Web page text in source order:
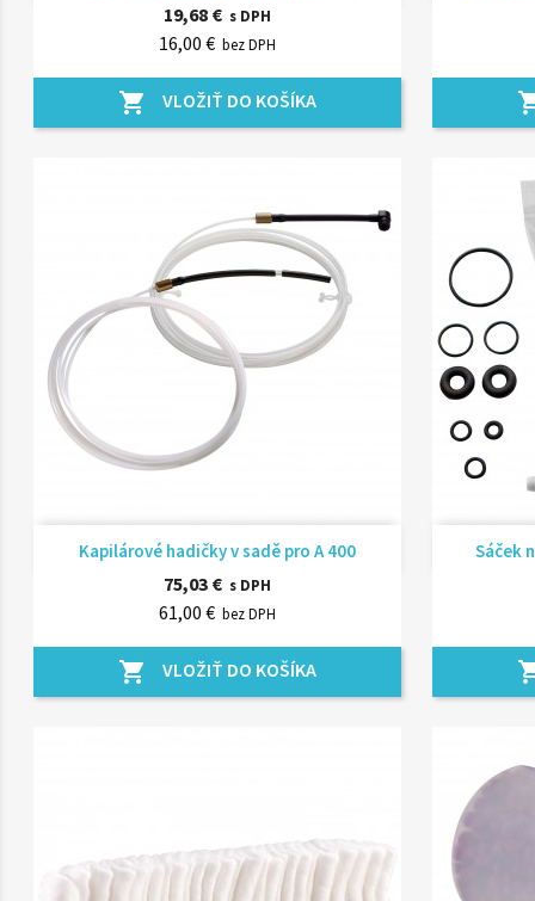
19,68 € s DPH
16,00 € bez DPH
shopping_cart VLOŽIŤ DO KOŠÍKA
Kapilárové hadičky v sadě pro A 400
75,03 € s DPH
61,00 € bez DPH
shopping_cart VLOŽIŤ DO KOŠÍKA
Rýchly náhľad Sáček